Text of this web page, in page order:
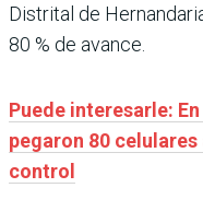
Distrital de
80 % de avance.
Puede interesarle:
pegaron 80
control